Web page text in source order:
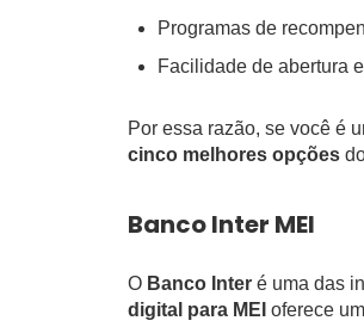
Programas de
Facilidade de abertura
Por essa razão, se você é
cinco melhores opções
Banco Inter MEI
O Banco Inter é uma das
digital para MEI oferece